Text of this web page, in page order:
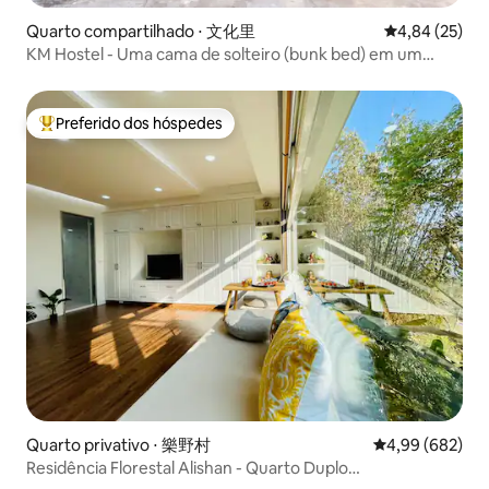
Quarto compartilhado ⋅ 文化里 4,84 de uma
4,84 (25)
KM Hostel - Uma cama de solteiro (bunk bed) em um
Entre os melhores preferidos dos hóspedes
Preferido dos hóspedes
Quarto privativo ⋅ 樂野村 4,99 de uma
4,99 (682)
Residência Florestal Alishan - Quarto Duplo